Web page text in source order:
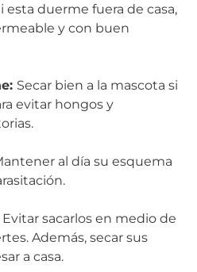
esta duerme fuera de casa,
y con buen
Secar bien a la mascota si
evitar hongos y
al día su esquema
Evitar sacarlos en medio de
Además, secar sus
a casa.